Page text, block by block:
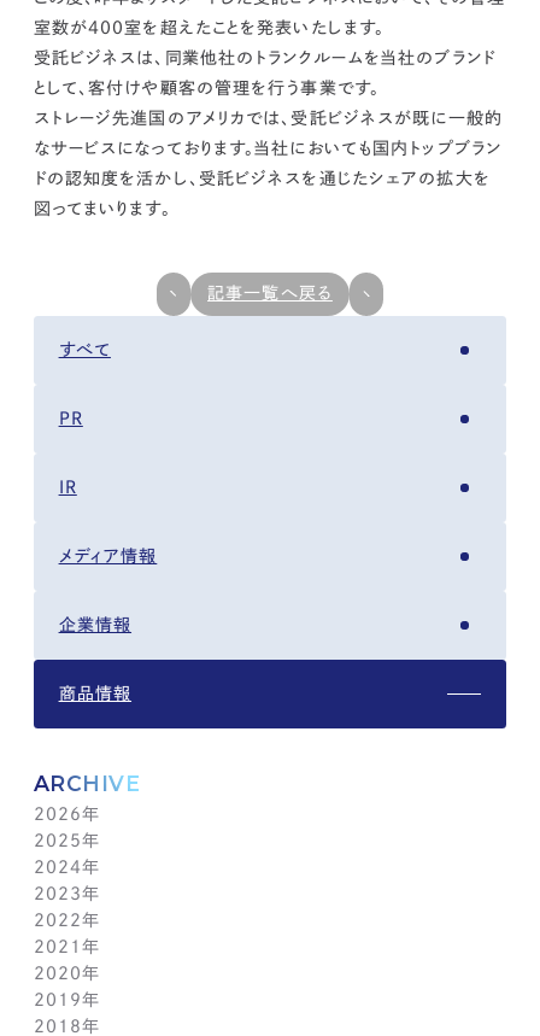
すべて
PR
IR
メディア情報
企業情報
商品情報
ARCHIVE
2026年
8月(3)
7月(14)
6月(5)
5月(6)
4月(12)
3月(13)
2月(9)
1月(4)
2025年
12月(6)
11月(5)
10月(8)
9月(12)
8月(8)
7月(10)
6月(6)
2024年
12月(7)
11月(5)
10月(12)
9月(4)
8月(5)
7月(11)
2023年
12月(3)
11月(13)
10月(11)
9月(3)
8月(5)
2022年
12月(2)
11月(4)
10月(4)
9月(1)
2021年
12月(4)
11月(2)
10月(6)
2020年
12月(2)
11月(3)
2019年
12月(2)
2018年
室数が400室を超えたことを発表いたします。
受託ビジネスは、同業他社のトランクルームを当社のブランド
として、客付けや顧客の管理を行う事業です。
ストレージ先進国のアメリカでは、受託ビジネスが既に一般的
なサービスになっております。当社においても国内トップブラン
ドの認知度を活かし、受託ビジネスを通じたシェアの拡大を
図ってまいります。
記事一覧へ戻る